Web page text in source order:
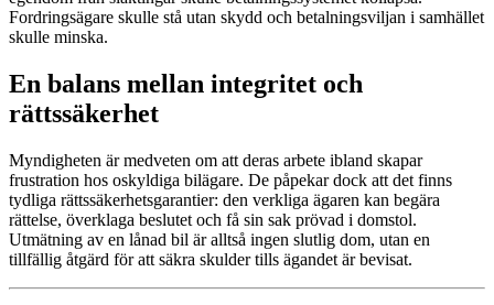
Fordringsägare skulle stå utan skydd och betalningsviljan i samhället
skulle minska.
En balans mellan integritet och
rättssäkerhet
Myndigheten är medveten om att deras arbete ibland skapar
frustration hos oskyldiga bilägare. De påpekar dock att det finns
tydliga rättssäkerhetsgarantier: den verkliga ägaren kan begära
rättelse, överklaga beslutet och få sin sak prövad i domstol.
Utmätning av en lånad bil är alltså ingen slutlig dom, utan en
tillfällig åtgärd för att säkra skulder tills ägandet är bevisat.